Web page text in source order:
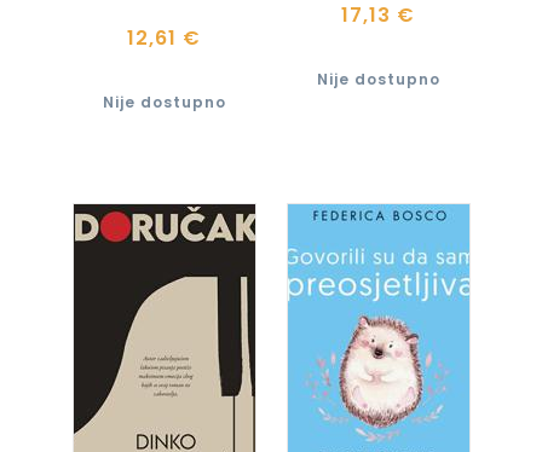
12,61 €
Nije dostupno
17,13 €
Nije dostupno